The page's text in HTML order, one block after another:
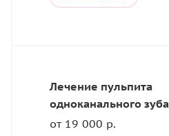
Лечение пульпита
одноканального зуба
от 19 000 р.